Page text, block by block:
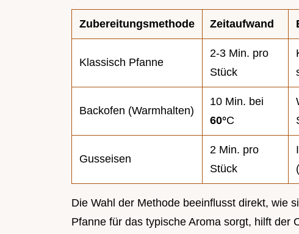
Zubereitungsmethode Zeitaufwand
Klassisch Pfanne
2-3 Min. pro
Stück
Backofen (Warmhalten)
10 Min. bei
60°C
Gusseisen
2 Min. pro
Stück
Die Wahl der Methode beeinflusst direkt, wie
Pfanne für das typische Aroma sorgt, hilft der